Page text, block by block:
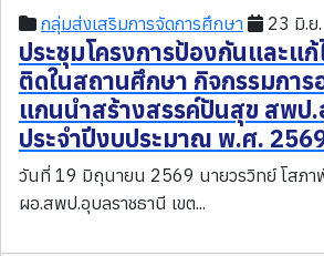
กลุ่มส่งเสริมการจัดการศึกษา 23 มิ.ย
ประชุมโครงการป้องกันและแ
ติดในสถานศึกษา กิจกรรมการ
แกนนำสร้างสรรค์ปันสุข สพป.
ประจำปีงบประมาณ พ.ศ.
วันที่ 19 มิถุนายน 2569 นายวรวิทย์ โสภา
ผอ.สพป.อุบลราชธานี เขต...